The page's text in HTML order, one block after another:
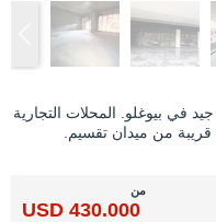
في بيوغلو. المحلات التجارية
من ميدان تقسيم.
من
430.000 USD